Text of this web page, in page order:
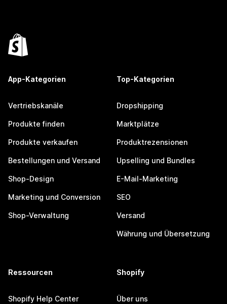
App-Kategorien
Vertriebskanäle
Produkte finden
Produkte verkaufen
Bestellungen und Versand
Shop-Design
Marketing und Conversion
Shop-Verwaltung
Top-Kategorien
Dropshipping
Marktplätze
Produktrezensionen
Upselling und Bundles
E-Mail-Marketing
SEO
Versand
Währung und Übersetzung
Ressourcen
Shopify Help Center
Shopify
Über uns